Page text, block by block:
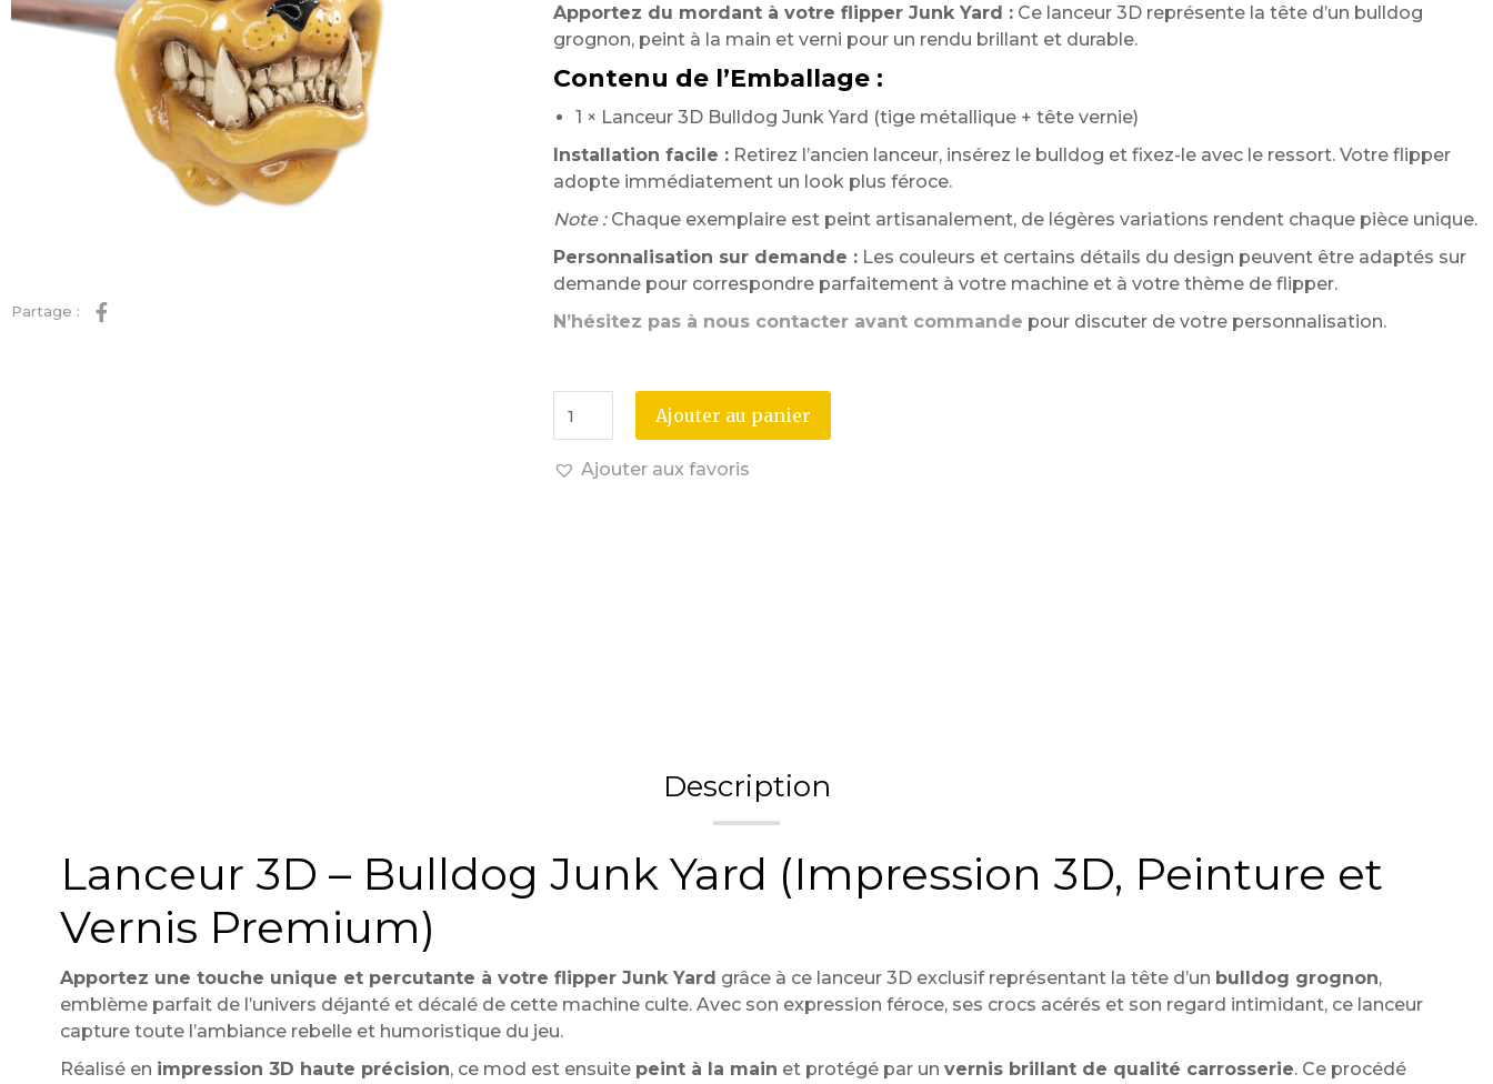
Partage :
Apportez du mordant à votre flipper Junk Yard :Ce lanceur 3D représente la tête d’un bulldog
grognon, peint à la main et verni pour un rendu brillant et durable.
Contenu de l’Emballage :
1 × Lanceur 3D Bulldog Junk Yard (tige métallique + tête vernie)
Installation facile :Retirez l’ancien lanceur, insérez le bulldog et fixez-le avec le ressort. Votre flipper
adopte immédiatement un look plus féroce.
Note :Chaque exemplaire est peint artisanalement, de légères variations rendent chaque pièce unique.
Personnalisation sur demande :Les couleurs et certains détails du design peuvent être adaptés sur
demande pour correspondre parfaitement à votre machine et à votre thème de flipper.
N’hésitez pas à nous contacter avant commande pour discuter de votre personnalisation.
Ajouter au panier
Ajouter aux favoris
Description
Lanceur 3D – Bulldog Junk Yard (Impression 3D, Peinture et
Vernis Premium)
Apportez une touche unique et percutante à votre flipper Junk Yard grâce à ce lanceur 3D exclusif représentant la tête d’un bulldog grognon,
emblème parfait de l’univers déjanté et décalé de cette machine culte. Avec son expression féroce, ses crocs acérés et son regard intimidant, ce lanceur
capture toute l’ambiance rebelle et humoristique du jeu.
Réalisé en impression 3D haute précision, ce mod est ensuite peint à la main et protégé par un vernis brillant de qualité carrosserie. Ce procédé